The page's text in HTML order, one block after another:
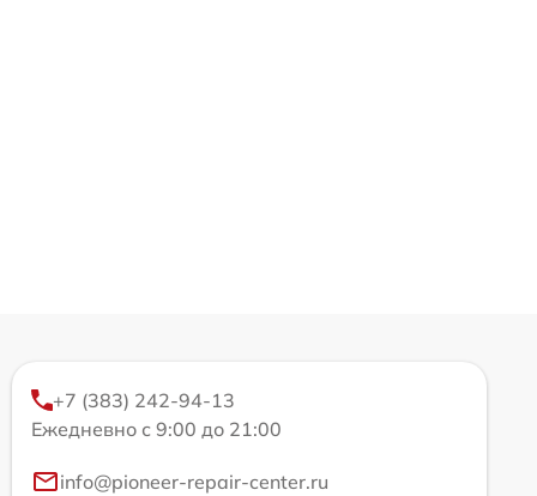
+7 (383) 242-94-13
Ежедневно с 9:00 до 21:00
info@pioneer-repair-center.ru